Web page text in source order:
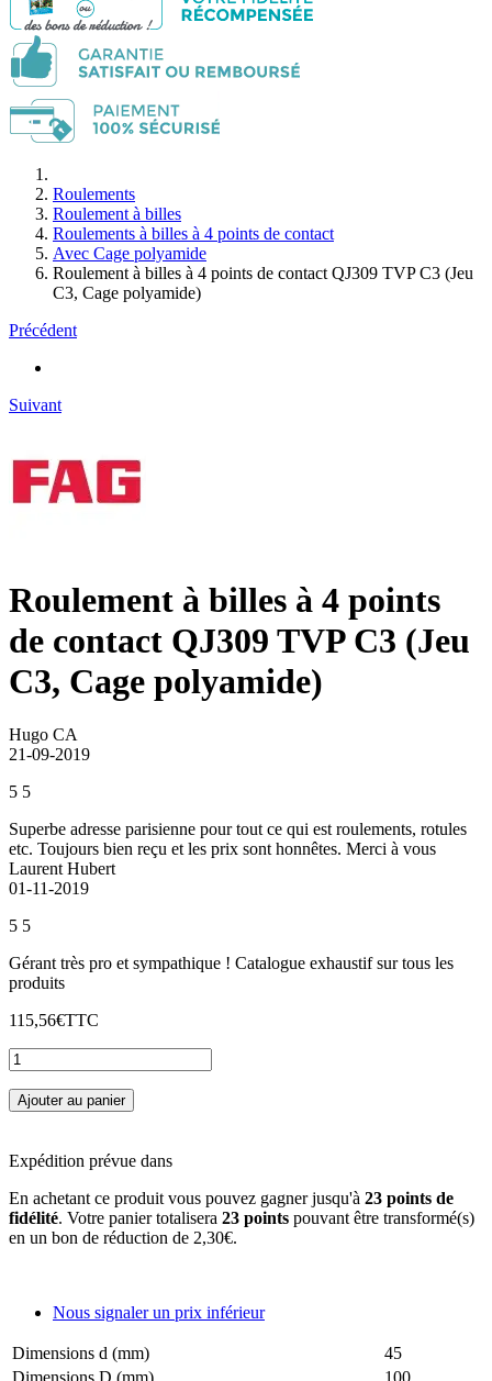
Roulements
Roulement à billes
Roulements à billes à 4 points de contact
Avec Cage polyamide
Roulement à billes à 4 points de contact QJ309 TVP C3 (Jeu
C3, Cage polyamide)
Précédent
Suivant
Roulement à billes à 4 points
de contact QJ309 TVP C3 (Jeu
C3, Cage polyamide)
Hugo CA
21-09-2019
5 5
Superbe adresse parisienne pour tout ce qui est roulements, rotules
etc. Toujours bien reçu et les prix sont honnêtes. Merci à vous
Laurent Hubert
01-11-2019
5 5
Gérant très pro et sympathique ! Catalogue exhaustif sur tous les
produits
115,56€TTC
Ajouter au panier
Expédition prévue dans
En achetant ce produit vous pouvez gagner jusqu'à 23 points de
fidélité. Votre panier totalisera 23 points pouvant être transformé(s)
en un bon de réduction de 2,30€.
Nous signaler un prix inférieur
Dimensions d (mm)
45